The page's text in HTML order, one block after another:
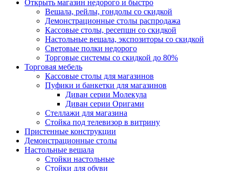
Открыть магазин недорого и быстро
Вешала, рейлы, гондолы со скидкой
Демонстрационные столы распродажа
Кассовые столы, ресепшн со скидкой
Настольные вешала, экспозиторы со скидкой
Световые полки недорого
Торговые системы со скидкой до 80%
Торговая мебель
Кассовые столы для магазинов
Пуфики и банкетки для магазинов
Диван серии Молекула
Диван серии Оригами
Стеллажи для магазина
Стойка под телевизор в витрину
Пристенные конструкции
Демонстрационные столы
Настольные вешала
Стойки настольные
Стойки для обуви